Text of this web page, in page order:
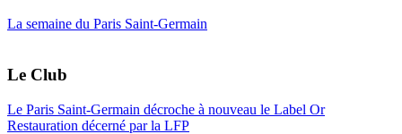
La semaine du Paris Saint-Germain
Le Club
Le Paris Saint-Germain décroche à nouveau le Label Or
Restauration décerné par la LFP